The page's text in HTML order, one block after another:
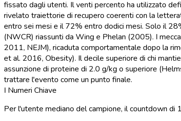
fissato dagli utenti. Il venti percento ha utilizzato
rivelato traiettorie di recupero coerenti con la
entro sei mesi e il 72% entro dodici mesi. Solo il
(NWCR) riassunti da Wing e Phelan (2005). I
2011, NEJM), ricaduta comportamentale dopo la
et al. 2016, Obesity). Il decile superiore di chi
assunzione di proteine di 2.0 g/kg o superiore
trattare l'evento come un punto finale.
I Numeri Chiave
Per l'utente mediano del campione, il countdown di